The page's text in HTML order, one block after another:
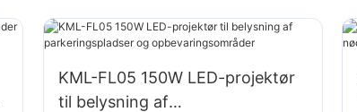
KML-FL05 150W LED-projektør
til belysning af